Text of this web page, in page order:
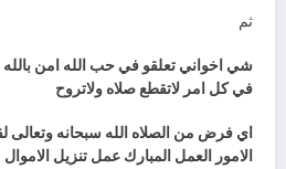
ثم
شي اخواني تعلقو في حب الله امن بالله
في كل امر لاتقطع صلاه ولاتروح
اي فرض من الصلاه الله سبحانه وتعالى
الامور العمل المبارك عمل تنزيل الاموال